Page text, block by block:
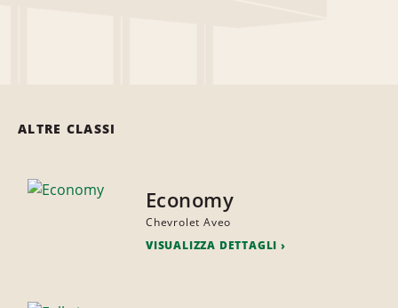
ALTRE CLASSI
Economy
Chevrolet Aveo
VISUALIZZA DETTAGLI